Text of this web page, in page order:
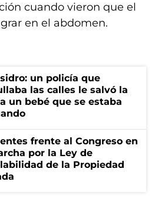
cuando vieron que el
en el abdomen.
un policía que
las calles le salvó la
un bebé que se estaba
frente al Congreso en
por la Ley de
de la Propiedad